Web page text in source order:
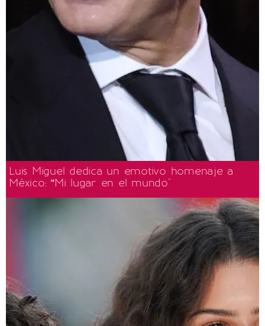
Luis Miguel dedica un emotivo homenaje a
México: “Mi lugar en el mundo"